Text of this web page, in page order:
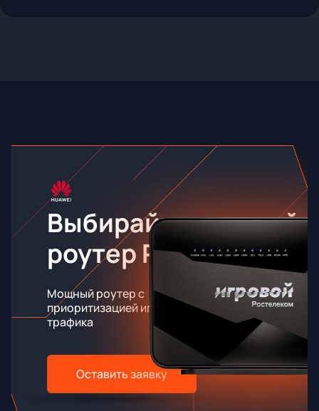
Выбирайте игровой
роутер RT-X
Мощный роутер с
приоритизацией игрового
трафика
Оставить заявку